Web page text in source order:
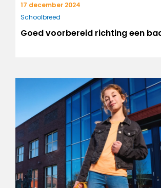
17 december 2024
Schoolbreed
Goed voorbereid richting een